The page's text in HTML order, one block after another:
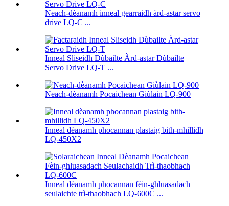
Neach-dèanamh inneal gearraidh àrd-astar servo
drive LQ-C ...
Inneal Sliseidh Dùbailte Àrd-astar Dùbailte
Servo Drive LQ-T ...
Neach-dèanamh Pocaichean Giùlain LQ-900
Inneal dèanamh phocannan plastaig bith-mhillidh
LQ-450X2
Inneal dèanamh phocannan fèin-ghluasadach
seulaichte trì-thaobhach LQ-600C ...